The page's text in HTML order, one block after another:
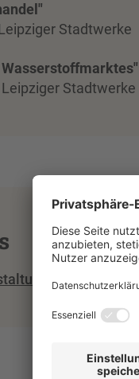
Stadtwerke
Stadtwerke